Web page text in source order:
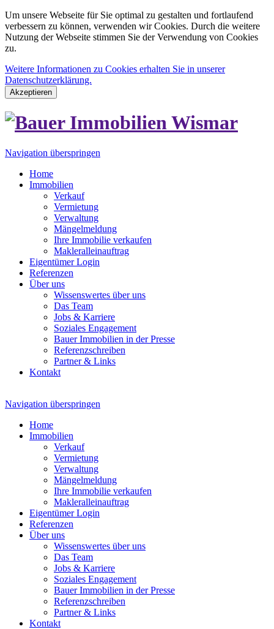
Um unsere Webseite für Sie optimal zu gestalten und fortlaufend
verbessern zu können, verwenden wir Cookies. Durch die weitere
Nutzung der Webseite stimmen Sie der Verwendung von Cookies
zu.
Weitere Informationen zu Cookies erhalten Sie in unserer
Datenschutzerklärung.
Akzeptieren
Navigation überspringen
Home
Immobilien
Verkauf
Vermietung
Verwaltung
Mängelmeldung
Ihre Immobilie verkaufen
Makleralleinauftrag
Eigentümer Login
Referenzen
Über uns
Wissenswertes über uns
Das Team
Jobs & Karriere
Soziales Engagement
Bauer Immobilien in der Presse
Referenzschreiben
Partner & Links
Kontakt
Navigation überspringen
Home
Immobilien
Verkauf
Vermietung
Verwaltung
Mängelmeldung
Ihre Immobilie verkaufen
Makleralleinauftrag
Eigentümer Login
Referenzen
Über uns
Wissenswertes über uns
Das Team
Jobs & Karriere
Soziales Engagement
Bauer Immobilien in der Presse
Referenzschreiben
Partner & Links
Kontakt